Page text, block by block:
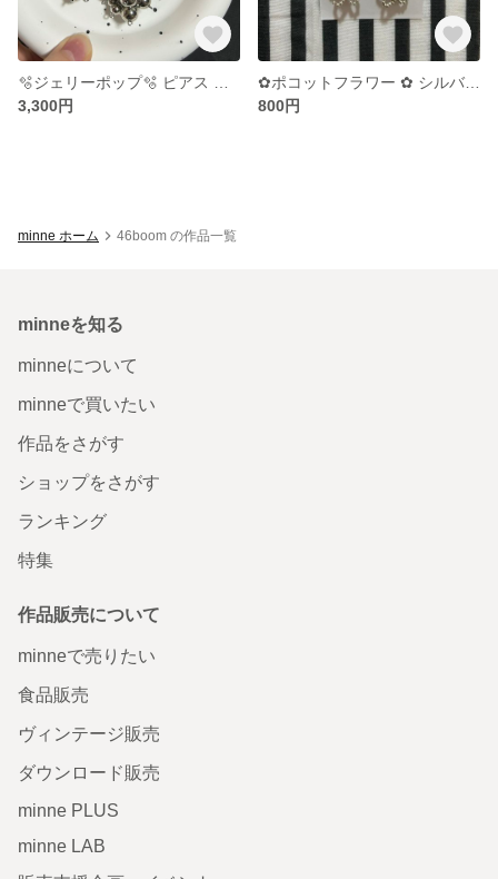
3,300円
✿︎ポコットフラワー ✿︎ シルバー お花 ビーズ ピアス
800円
minne ホーム 46boom の作品一覧
minneを知る
minneについて
minneで買いたい
作品をさがす
ショップをさがす
ランキング
特集
作品販売について
minneで売りたい
食品販売
ヴィンテージ販売
ダウンロード販売
minne PLUS
minne LAB